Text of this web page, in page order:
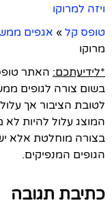
ויזה למרוקו
טופס קל » אגפים
מרוקו
*לידיעתכם: האתר
בשום צורה לגופים
לטובת הציבור אך
המוצג עלול להיות לא
בצורה מוחלטת אלא
הגופים המנפיקים.
כתיבת תגובה